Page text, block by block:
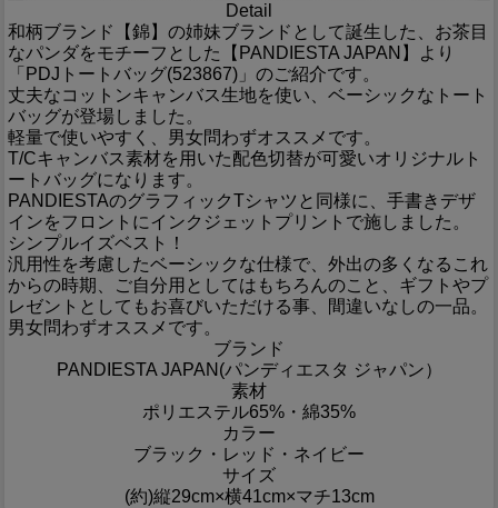
Detail
和柄ブランド【錦】の姉妹ブランドとして誕生した、お茶目
なパンダをモチーフとした【PANDIESTA JAPAN】より
「PDJトートバッグ(523867)」のご紹介です。
丈夫なコットンキャンバス生地を使い、ベーシックなトート
バッグが登場しました。
軽量で使いやすく、男女問わずオススメです。
T/Cキャンバス素材を用いた配色切替が可愛いオリジナルト
ートバッグになります。
PANDIESTAのグラフィックTシャツと同様に、手書きデザ
インをフロントにインクジェットプリントで施しました。
シンプルイズベスト！
汎用性を考慮したベーシックな仕様で、外出の多くなるこれ
からの時期、ご自分用としてはもちろんのこと、ギフトやプ
レゼントとしてもお喜びいただける事、間違いなしの一品。
男女問わずオススメです。
ブランド
PANDIESTA JAPAN(パンディエスタ ジャパン）
素材
ポリエステル65%・綿35%
カラー
ブラック・レッド・ネイビー
サイズ
(約)縦29cm×横41cm×マチ13cm